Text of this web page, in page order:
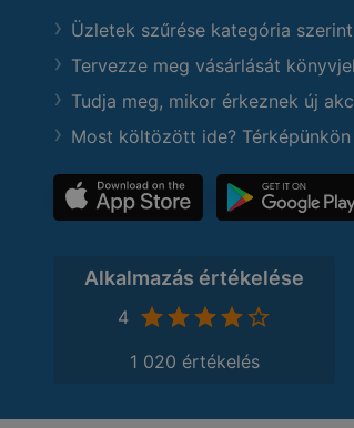
Üzletek szűrése kategória
Tervezze meg vásárlását
Tudja meg, mikor érkeznek új
Most költözött ide?
Alkalmazás értékelése
4
1 020 értékelés